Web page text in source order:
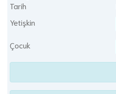
Tarih
Yetişkin
Çocuk